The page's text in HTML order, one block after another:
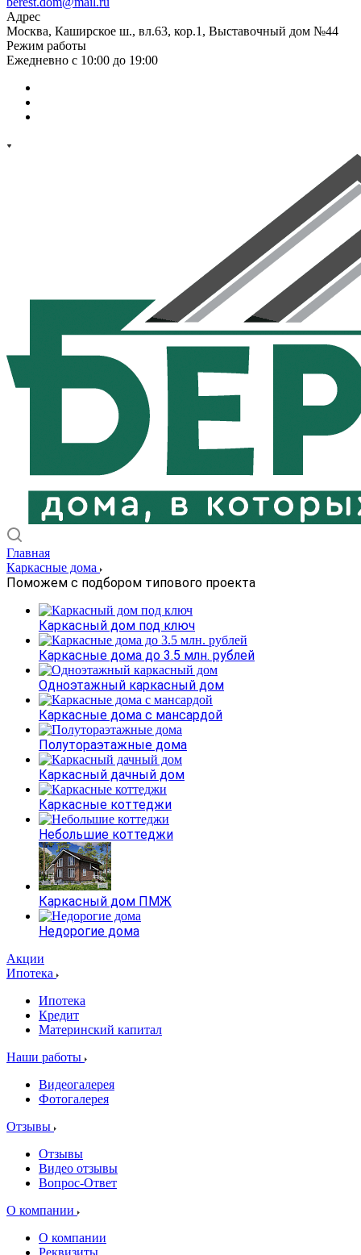
Адрес
Москва, Каширское ш., вл.63, кор.1, Выставочный дом №44
Режим работы
Ежедневно с 10:00 до 19:00
Главная
Каркасные дома
Поможем с подбором типового проекта
Каркасный дом под ключ
Каркасные дома до 3.5 млн. рублей
Одноэтажный каркасный дом
Каркасные дома с мансардой
Полутораэтажные дома
Каркасный дачный дом
Каркасные коттеджи
Небольшие коттеджи
Каркасный дом ПМЖ
Недорогие дома
Акции
Ипотека
Ипотека
Кредит
Материнский капитал
Наши работы
Видеогалерея
Фотогалерея
Отзывы
Отзывы
Видео отзывы
Вопрос-Ответ
О компании
О компании
Реквизиты